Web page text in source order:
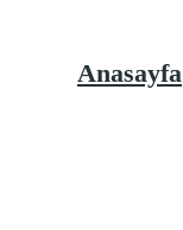
Anasayfa